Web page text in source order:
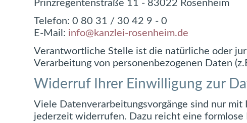
Prinzregentenstraße 11 - 83022 Rosenheim
Telefon: 0 80 31 / 30 42 9 - 0
E-Mail: info@kanzlei-rosenheim.de
Verantwortliche Stelle ist die natürliche oder
Verarbeitung von personenbezogenen Daten
Widerruf Ihrer Einwilligung zur
Viele Datenverarbeitungsvorgänge sind nur
jederzeit widerrufen. Dazu reicht eine